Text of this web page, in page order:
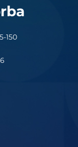
150